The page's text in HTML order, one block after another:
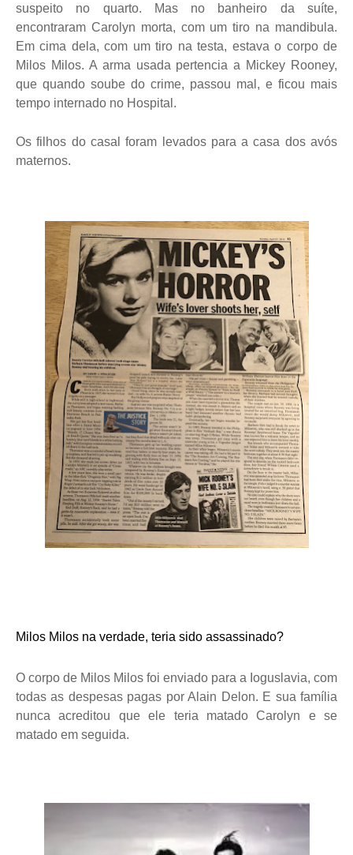
suspeito no quarto. Mas no banheiro da suíte,
encontraram Carolyn morta, com um tiro na mandibula.
Em cima dela, com um tiro na testa, estava o corpo de
Milos Milos. A arma usada pertencia a Mickey Rooney,
que quando soube do crime, passou mal, e ficou mais
tempo internado no Hospital.
Os filhos do casal foram levados para a casa dos avós
maternos.
Milos Milos na verdade, teria sido assassinado?
O corpo de Milos Milos foi enviado para a Ioguslavia, com
todas as despesas pagas por Alain Delon. E sua família
nunca acreditou que ele teria matado Carolyn e se
matado em seguida.